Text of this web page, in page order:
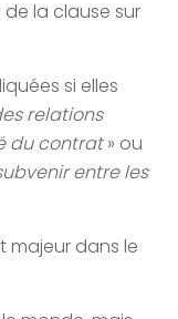
la clause sur
si elles
relations
du contrat» ou
entre les
majeur dans le